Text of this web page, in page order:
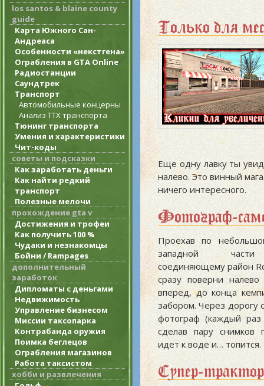
los santos & blaine county
guide
Карта Южного Сан-
Андреаса
Особенности «некстгена»
Ограбления в GTA Online
Радиостанции
Саундтрек
Транспорт
Автомобильные концерны
Анализ ТТХ транспорта
Тюнинг транспорта
Умения и характеристики
Чит-коды
советы и подсказки
Как заработать деньги
Как найти редкий
транспорт
Полезные мелочи
прохождение gta v
Достижения и трофеи
Как получить 100 %
Чудаки и незнакомцы
Бойни / Rampages
дополнительный
заработок
Дипломаты с деньгами
Недвижимость
Управление бизнесом
Миссии таксопарка
Контрабанда оружия
Поимка беглецов
Ограбления магазинов
Работа таксистом
хобби и развлечения
Только для
Еще одну лавку ты
налево. Это винный
ничего интересного.
Фотограф-
Проехав по
западной части
соединяющему район
сразу поверни
вперед, до конца
забором. Через дорогу
фотограф (каждый
сделав пару снимков
идет к воде и… топится.
Супер-